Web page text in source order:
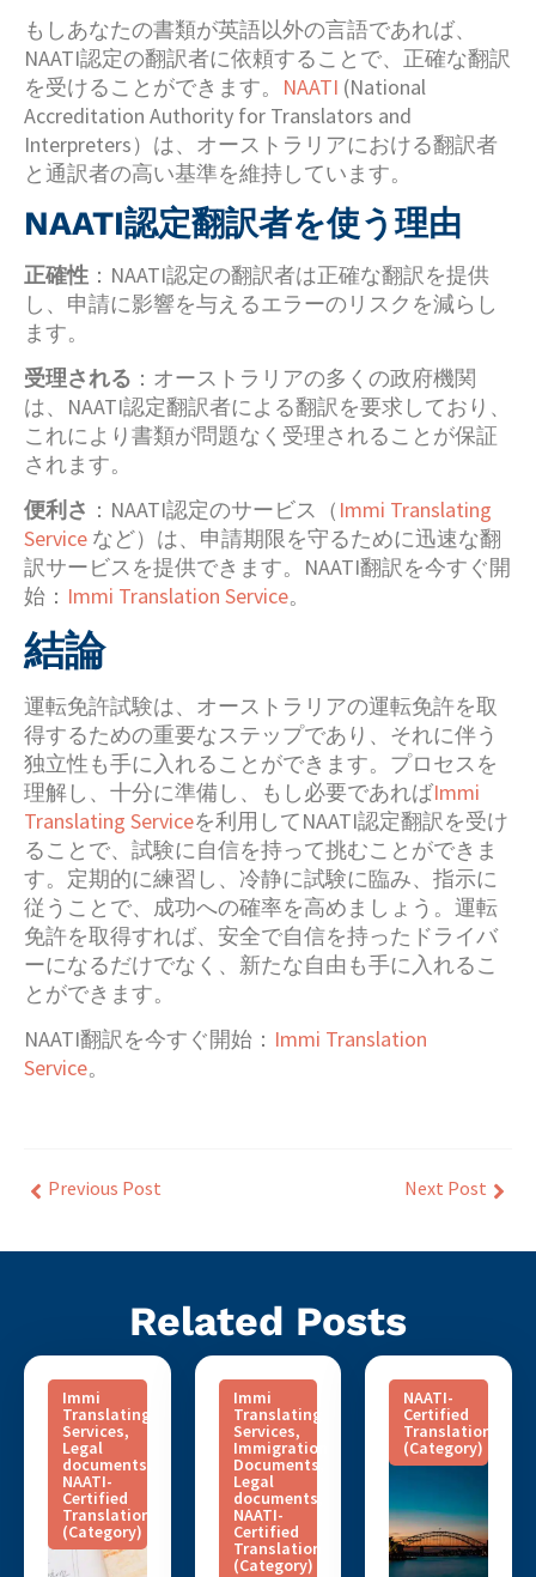
もしあなたの書類が英語以外の言語であれば、
NAATI認定の翻訳者に依頼することで、正確な翻訳
を受けることができます。 NAATI (National
Accreditation Authority for Translators and
Interpreters）は、オーストラリアにおける翻訳者
と通訳者の高い基準を維持しています。
NAATI認定翻訳者を使う理由
正確性 ：NAATI認定の翻訳者は正確な翻訳を提供
し、申請に影響を与えるエラーのリスクを減らし
ます。
受理される ：オーストラリアの多くの政府機関
は、NAATI認定翻訳者による翻訳を要求しており、
これにより書類が問題なく受理されることが保証
されます。
便利さ ：NAATI認定のサービス（ Immi Translating
Service など）は、申請期限を守るために迅速な翻
訳サービスを提供できます。NAATI翻訳を今すぐ開
始： Immi Translation Service。
結論
運転免許試験は、オーストラリアの運転免許を取
得するための重要なステップであり、それに伴う
独立性も手に入れることができます。プロセスを
理解し、十分に準備し、もし必要であればImmi
Translating Serviceを利用してNAATI認定翻訳を受け
ることで、試験に自信を持って挑むことができま
す。定期的に練習し、冷静に試験に臨み、指示に
従うことで、成功への確率を高めましょう。運転
免許を取得すれば、安全で自信を持ったドライバ
ーになるだけでなく、新たな自由も手に入れるこ
とができます。
NAATI翻訳を今すぐ開始： Immi Translation
Service。
Previous Post Next Post
Related Posts
Immi
Translating
Services,
Legal
documents
NAATI-
Certified
Translation
(Category)
Immi
Translating
Services,
Immigration
Documents
Legal
documents
NAATI-
Certified
Translation
(Category)
NAATI-
Certified
Translation
(Category)